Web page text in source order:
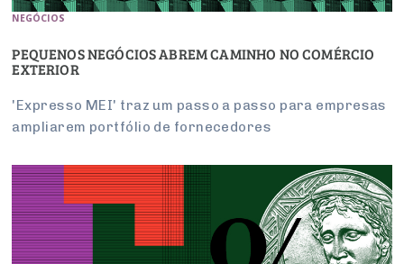
NEGÓCIOS
PEQUENOS NEGÓCIOS ABREM CAMINHO NO COMÉRCIO
EXTERIOR
'Expresso MEI' traz um passo a passo para empresas
ampliarem portfólio de fornecedores